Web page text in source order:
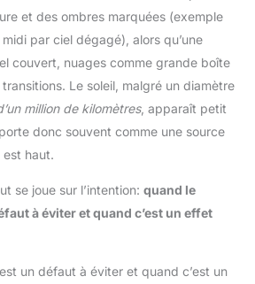
et des ombres marquées (exemple
par ciel dégagé), alors qu’une
couvert, nuages comme grande boîte
Le soleil, malgré un diamètre
million de kilomètres, apparaît petit
donc souvent comme une source
haut.
se joue sur l’intention: quand le
à éviter et quand c’est un effet
un défaut à éviter et quand c’est un